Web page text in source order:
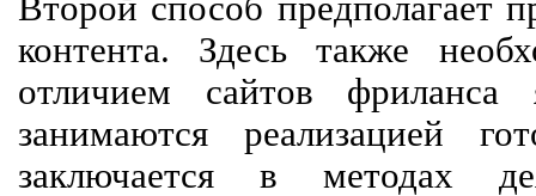
Второй способ предполагает
контента. Здесь также
отличием сайтов
занимаются реализацией
заключается в методах